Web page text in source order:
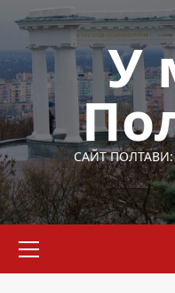
Перейти
вмісту
У
САЙТ
меню